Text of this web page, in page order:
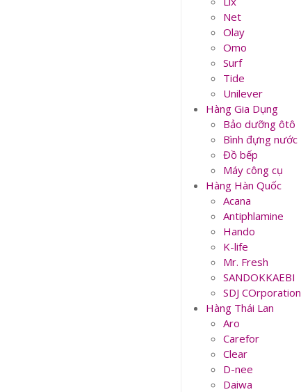
Net
Olay
Omo
Surf
Tide
Unilever
Hàng Gia Dụng
Bảo dưỡng ôtô
Bình đựng nước
Đồ bếp
Máy công cụ
Hàng Hàn Quốc
Acana
Antiphlamine
Hando
K-life
Mr. Fresh
SANDOKKAEBI
SDJ COrporation
Hàng Thái Lan
Aro
Carefor
Clear
D-nee
Daiwa